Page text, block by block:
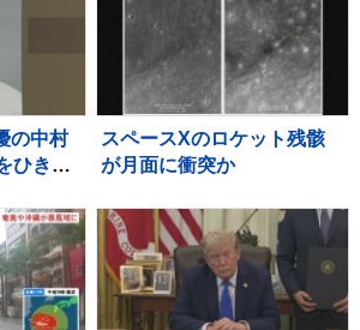
の中村
ひき逃
歩行者
けがを
ま逃走
スペースXのロケット残骸
が月面に衝突か